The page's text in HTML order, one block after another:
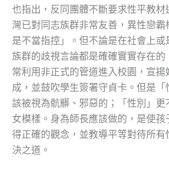
也指出，反同團體不斷要求性平教材
灣已對同志族群非常友善，異性戀
是不當指控」。但不論是在社會上
族群的歧視言論都是確確實實存在的
常利用非正式的管道進入校園，宣
成，並鼓吹學生簽署守貞卡。但是
該被視為骯髒、邪惡的；「性別」更
女模樣。身為師長應該做的，是使
得正確的觀念，並教導平等對待所
決之道。